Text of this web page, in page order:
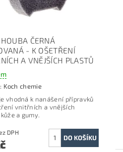
ČERNÁ
- K OŠETŘENÍ
A VNĚJŠÍCH PLASTŮ
Koch chemie
vhodná k nanášení přípravků
vnitřních a vnějších
a gumy.
bez DPH